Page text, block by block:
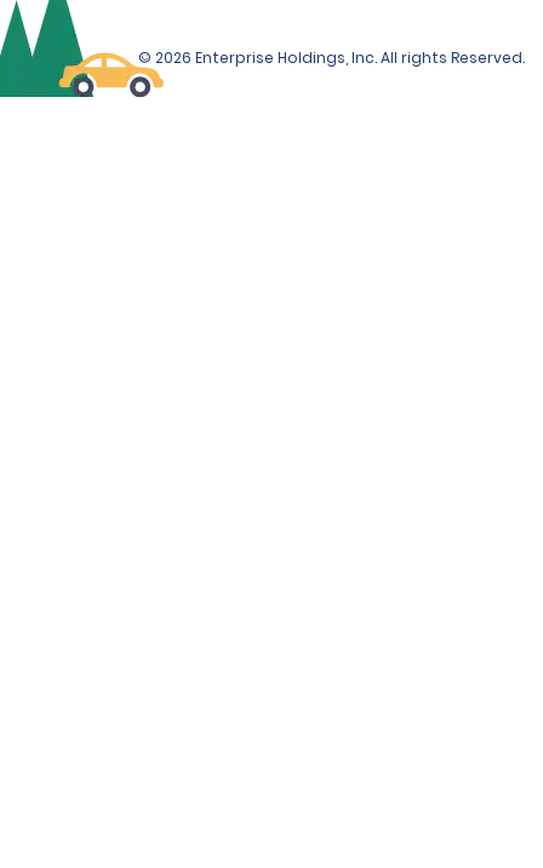
© 2026 Enterprise Holdings, Inc. All rights Reserved.